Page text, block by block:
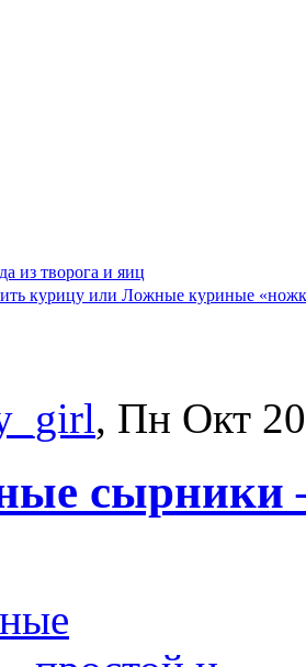
из творога и яиц
курицу или Ложные куриные
, Пн Окт
сырники